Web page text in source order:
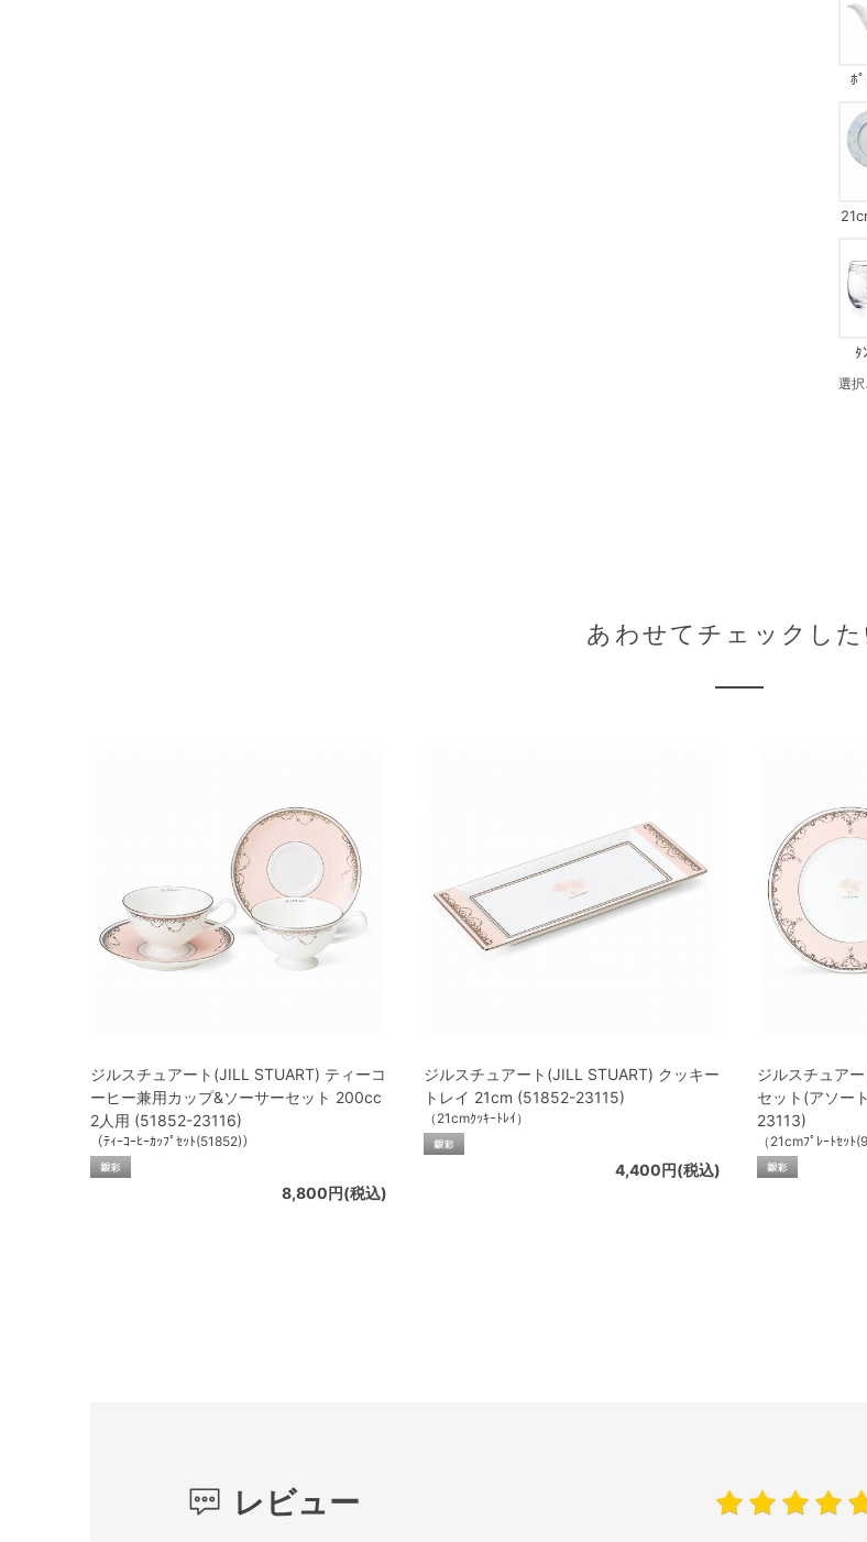
ﾎ
ﾀ
選
あわせてチェックした
ジルスチュアート(JILL STUART) ティーコ
ーヒー兼用カップ&ソーサーセット 200cc
2人用 (51852-23116)
（ﾃｨｰｺｰﾋｰｶｯﾌﾟｾｯﾄ(51852)）
8,800円(税込)
ジルスチュアート(JILL STUART) クッキー
トレイ 21cm (51852-23115)
（21cmｸｯｷｰﾄﾚｲ）
4,400円(税込)
ジルスチュア
セット(アソー
23113)
（21cmﾌﾟﾚｰﾄｾｯﾄ
レビュー